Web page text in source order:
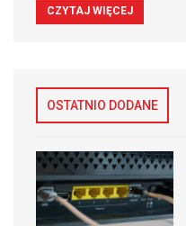
CZYTAJ WIĘCEJ
OSTATNIO DODANE